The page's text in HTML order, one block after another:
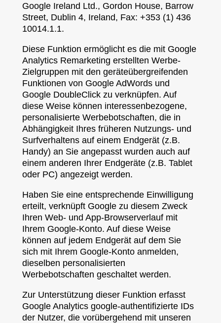
Google Ireland Ltd., Gordon House, Barrow
Street, Dublin 4, Ireland, Fax: +353 (1) 436
10014.1.1.
Diese Funktion ermöglicht es die mit Google
Analytics Remarketing erstellten Werbe-
Zielgruppen mit den geräteübergreifenden
Funktionen von Google AdWords und
Google DoubleClick zu verknüpfen. Auf
diese Weise können interessenbezogene,
personalisierte Werbebotschaften, die in
Abhängigkeit Ihres früheren Nutzungs- und
Surfverhaltens auf einem Endgerät (z.B.
Handy) an Sie angepasst wurden auch auf
einem anderen Ihrer Endgeräte (z.B. Tablet
oder PC) angezeigt werden.
Haben Sie eine entsprechende Einwilligung
erteilt, verknüpft Google zu diesem Zweck
Ihren Web- und App-Browserverlauf mit
Ihrem Google-Konto. Auf diese Weise
können auf jedem Endgerät auf dem Sie
sich mit Ihrem Google-Konto anmelden,
dieselben personalisierten
Werbebotschaften geschaltet werden.
Zur Unterstützung dieser Funktion erfasst
Google Analytics google-authentifizierte IDs
der Nutzer, die vorübergehend mit unseren